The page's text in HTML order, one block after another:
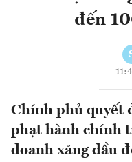
đến
Chính phủ quyết
phạt hành chính
doanh xăng dầu